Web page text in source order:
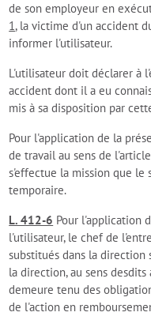
de son employeur en
1, la victime d'un accident
informer l'utilisateur.
L'utilisateur doit déclarer à
accident dont il a eu
mis à sa disposition par
Pour l'application de la
de travail au sens de l'article
s'effectue la mission que le
temporaire.
L. 412-6 Pour l'application
l'utilisateur, le chef de
substitués dans la direction
la direction, au sens
demeure tenu des
de l'action en